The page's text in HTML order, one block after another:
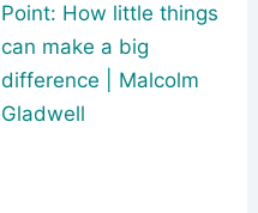
Point: How little things
can make a big
difference | Malcolm
Gladwell